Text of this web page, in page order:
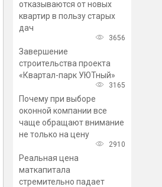
отказываются от новых
квартир в пользу старых
дач
3656
Завершение
строительства проекта
«Квартал-парк УЮТный»
3165
Почему при выборе
оконной компании все
чаще обращают внимание
не только на цену
2910
Реальная цена
маткапитала
стремительно падает